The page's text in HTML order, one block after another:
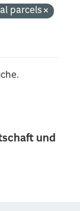
und
parcels